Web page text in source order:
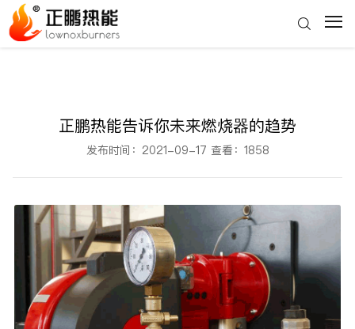
正鹏热能告诉你未来燃烧器的趋势
发布时间：2021-09-17 查看：1858